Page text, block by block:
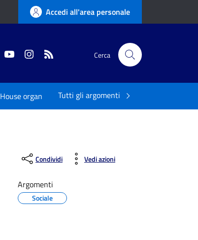
Accedi all'area personale
FacebookYouTubeInstagram Cerca
House organ Tutti gli argomenti
Condividi Vedi azioni
Argomenti
Sociale